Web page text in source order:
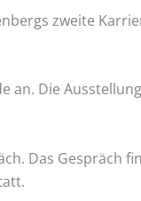
zweite
Die
Das Gespräch